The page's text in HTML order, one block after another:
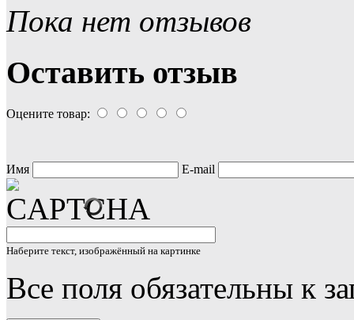
Пока нет отзывов
Оставить отзыв
Оцените товар:
Имя E-mail
Наберите текст, изображённый на картинке
Все поля обязательны к